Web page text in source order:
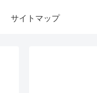
サイトマップ